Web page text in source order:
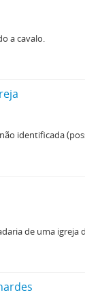
a cavalo.
identificada
de uma igreja